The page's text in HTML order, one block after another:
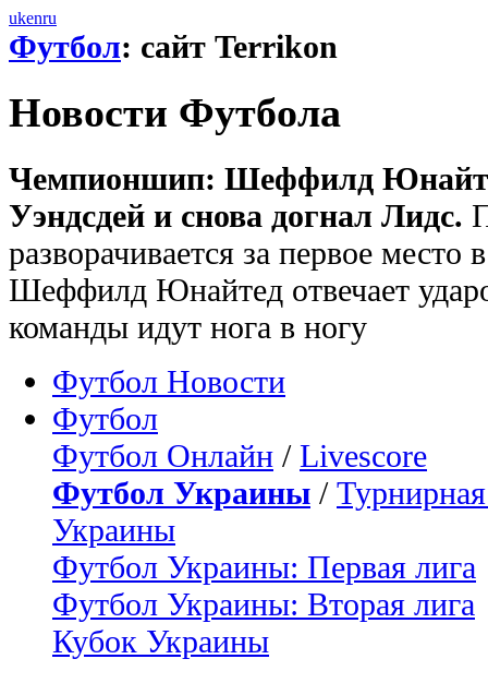
ukenru
Футбол: сайт Terrikon
Новости Футбола
Чемпионшип: Шеффилд
Уэндсдей и снова догнал Лидс.
разворачивается за первое
Шеффилд Юнайтед отвечает
команды идут нога в ногу
Футбол Новости
Футбол
Футбол Онлайн / Livescore
Футбол Украины /
Украины
Футбол Украины: Первая лига
Футбол Украины: Вторая лига
Кубок Украины